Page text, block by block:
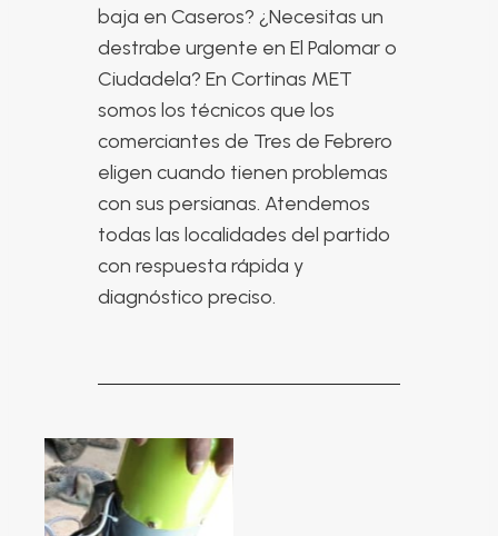
baja en Caseros? ¿Necesitas un
destrabe urgente en El Palomar o
Ciudadela? En Cortinas MET
somos los técnicos que los
comerciantes de Tres de Febrero
eligen cuando tienen problemas
con sus persianas. Atendemos
todas las localidades del partido
con respuesta rápida y
diagnóstico preciso.